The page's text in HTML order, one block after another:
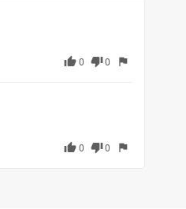
thumb_up 0 thumb_down0 flag
thumb_up 0 thumb_down0 flag